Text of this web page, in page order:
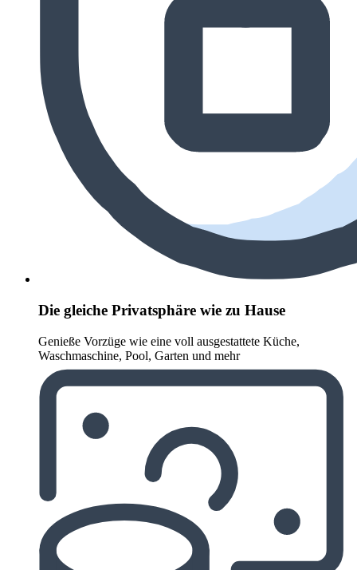
Die gleiche Privatsphäre wie zu Hause
Genieße Vorzüge wie eine voll ausgestattete Küche,
Waschmaschine, Pool, Garten und mehr